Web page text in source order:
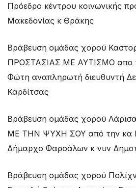
Πρόεδρο κέντρου κοινωνικής
Μακεδονίας κ Θράκης
Βράβευση ομάδας χορού
ΠΡΟΣΤΑΣΙΑΣ ΜΕ ΑΥΤΙΣΜΟ απο
Φώτη αναπληρωτή διευθυντή
Καρδίτσας
Βράβευση ομάδας χορού
ΜΕ ΤΗΝ ΨΥΧΗ ΣΟΥ από την κα
Δήμαρχο Φαρσάλων κ νυν
Βράβευση ομάδας χορού